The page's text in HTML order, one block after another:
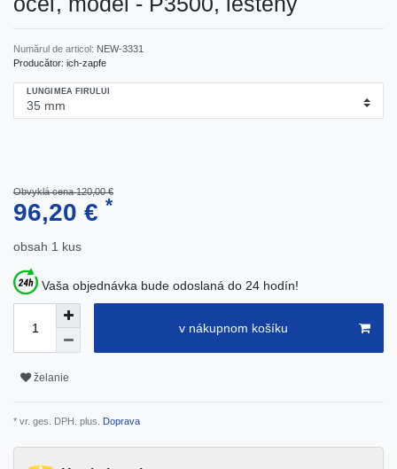
Numărul de articol: NEW-3331
Producător: ich-zapfe
LUNGIMEA FIRULUI
Obvyklá cena 120,00 €
96,20 € *
obsah 1 kus
Vaša objednávka bude odoslaná do 24 hodín!
v nákupnom košíku
želanie
* vr. ges. DPH. plus. Doprava